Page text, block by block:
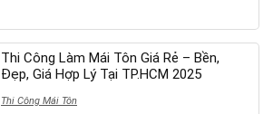
Thi Công Làm Mái Tôn Giá Rẻ – Bền,
Đẹp, Giá Hợp Lý Tại TP.HCM 2025
Thi Công Mái Tôn